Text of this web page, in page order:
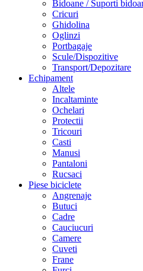
Bidoane / Suporti
Cricuri
Ghidolina
Oglinzi
Portbagaje
Scule/Dispozitive
Transport/Depozitare
Echipament
Altele
Incaltaminte
Ochelari
Protectii
Tricouri
Casti
Manusi
Pantaloni
Rucsaci
Piese biciclete
Angrenaje
Butuci
Cadre
Cauciucuri
Camere
Cuveti
Frane